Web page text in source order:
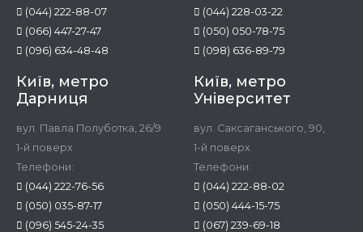
(044) 222-88-07
(066) 447-27-47
(096) 634-48-48
(044) 228-03-22
(050) 050-78-75
(098) 636-89-79
Київ, метро
Дарниця
вул. Павла Полуботка, 26/9
1-й поверх
Телефони:
(044) 222-76-56
(050) 035-87-17
(096) 545-24-35
Київ, метро
Університет
вул. Саксаганського, 90,
1-й поверх
Телефони:
(044) 222-88-02
(050) 444-15-75
(067) 239-69-18